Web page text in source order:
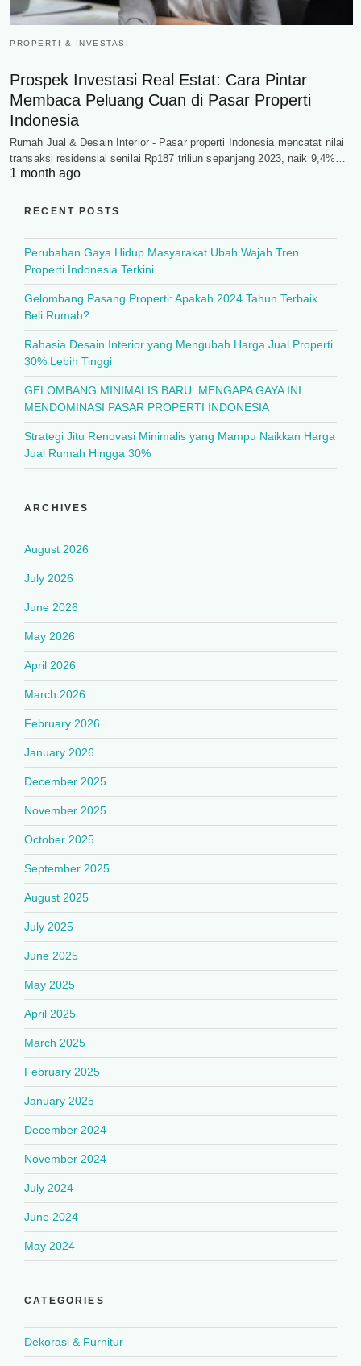
PROPERTI & INVESTASI
Prospek Investasi Real Estat: Cara Pintar
Membaca Peluang Cuan di Pasar Properti
Indonesia
Rumah Jual & Desain Interior - Pasar properti Indonesia mencatat nilai
transaksi residensial senilai Rp187 triliun sepanjang 2023, naik 9,4%…
1 month ago
RECENT POSTS
Perubahan Gaya Hidup Masyarakat Ubah Wajah Tren
Properti Indonesia Terkini
Gelombang Pasang Properti: Apakah 2024 Tahun Terbaik
Beli Rumah?
Rahasia Desain Interior yang Mengubah Harga Jual Properti
30% Lebih Tinggi
GELOMBANG MINIMALIS BARU: MENGAPA GAYA INI
MENDOMINASI PASAR PROPERTI INDONESIA
Strategi Jitu Renovasi Minimalis yang Mampu Naikkan Harga
Jual Rumah Hingga 30%
ARCHIVES
August 2026
July 2026
June 2026
May 2026
April 2026
March 2026
February 2026
January 2026
December 2025
November 2025
October 2025
September 2025
August 2025
July 2025
June 2025
May 2025
April 2025
March 2025
February 2025
January 2025
December 2024
November 2024
July 2024
June 2024
May 2024
CATEGORIES
Dekorasi & Furnitur